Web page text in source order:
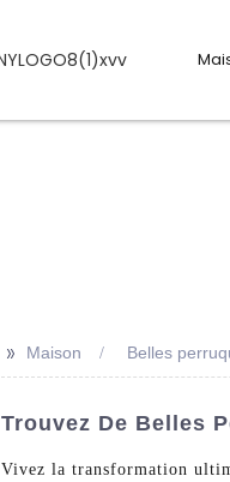
>> Maison Belles
Trouvez De Belles
Vivez la transformation